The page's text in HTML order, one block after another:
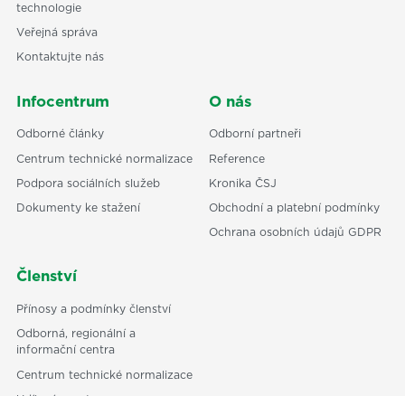
technologie
Veřejná správa
Kontaktujte nás
Infocentrum
Odborné články
Centrum technické normalizace
Podpora sociálních služeb
Dokumenty ke stažení
O nás
Odborní partneři
Reference
Kronika ČSJ
Obchodní a platební podmínky
Ochrana osobních údajů GDPR
Členství
Přínosy a podmínky členství
Odborná, regionální a
informační centra
Centrum technické normalizace